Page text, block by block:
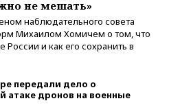
не мешать»
наблюдательного совета
Михаилом Хомичем о том, что
и как его сохранить в
передали дело о
атаке дронов на военные